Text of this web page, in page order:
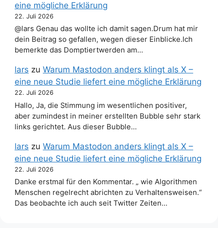
eine mögliche Erklärung
22. Juli 2026
@lars Genau das wollte ich damit sagen.Drum hat mir
dein Beitrag so gefallen, wegen dieser Einblicke.Ich
bemerkte das Domptiertwerden am…
lars zu Warum Mastodon anders klingt als X –
eine neue Studie liefert eine mögliche Erklärung
22. Juli 2026
Hallo, Ja, die Stimmung im wesentlichen positiver,
aber zumindest in meiner erstellten Bubble sehr stark
links gerichtet. Aus dieser Bubble…
lars zu Warum Mastodon anders klingt als X –
eine neue Studie liefert eine mögliche Erklärung
22. Juli 2026
Danke erstmal für den Kommentar. „ wie Algorithmen
Menschen regelrecht abrichten zu Verhaltensweisen.“
Das beobachte ich auch seit Twitter Zeiten…